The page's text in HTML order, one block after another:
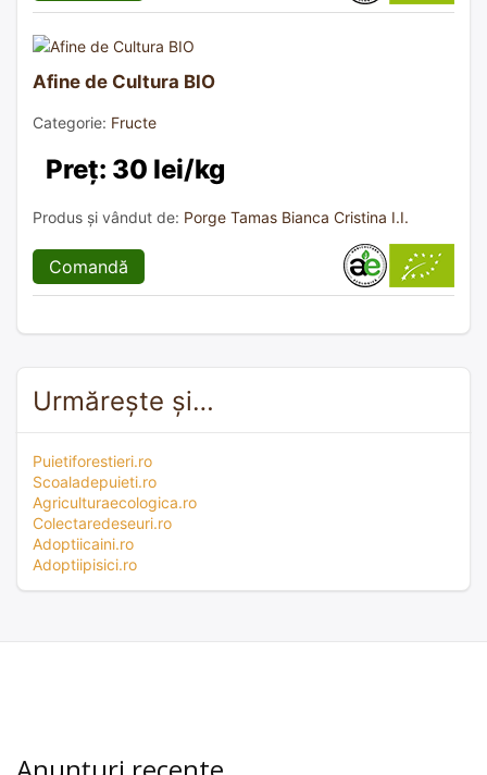
Afine de Cultura BIO
Categorie: Fructe
Preț: 30 lei/kg
Produs și vândut de: Porge Tamas Bianca Cristina I.I.
Comandă
Urmărește și…
Puietiforestieri.ro
Scoaladepuieti.ro
Agriculturaecologica.ro
Colectaredeseuri.ro
Adoptiicaini.ro
Adoptiipisici.ro